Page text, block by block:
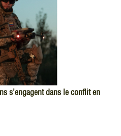
s’engagent dans le conflit en